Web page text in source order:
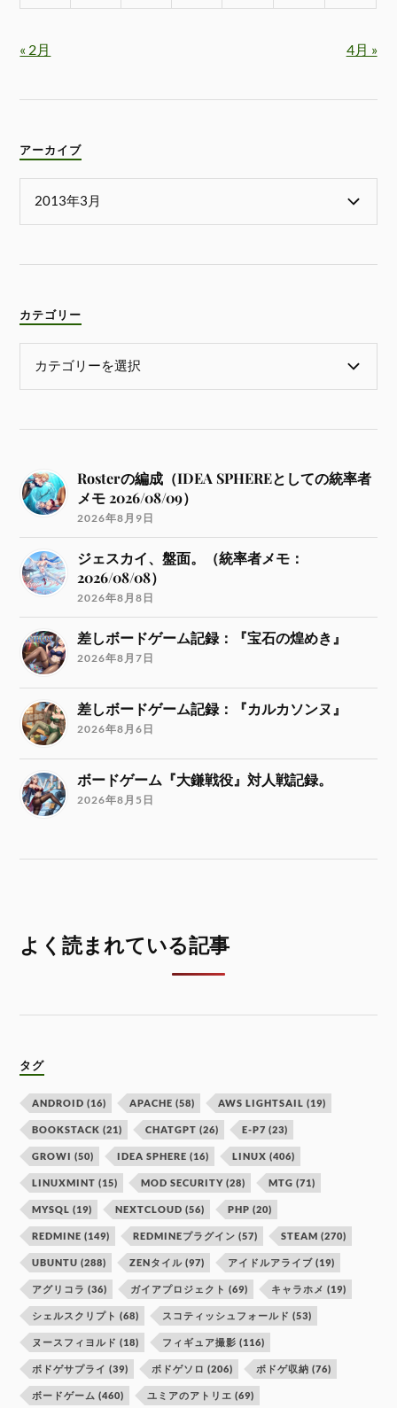
« 2月 4月 »
アーカイブ
カテゴリー
Rosterの編成（IDEA SPHEREとしての統率者
メモ 2026/08/09）
2026年8月9日
ジェスカイ、盤面。（統率者メモ：
2026/08/08）
2026年8月8日
差しボードゲーム記録：『宝石の煌めき』
2026年8月7日
差しボードゲーム記録：『カルカソンヌ』
2026年8月6日
ボードゲーム『大鎌戦役』対人戦記録。
2026年8月5日
よく読まれている記事
タグ
ANDROID (16) APACHE (58) AWS LIGHTSAIL (19)
BOOKSTACK (21) CHATGPT (26) E-P7 (23)
GROWI (50) IDEA SPHERE (16) LINUX (406)
LINUXMINT (15) MOD SECURITY (28) MTG (71)
MYSQL (19) NEXTCLOUD (56) PHP (20)
REDMINE (149) REDMINEプラグイン (57) STEAM (270)
UBUNTU (288) ZENタイル (97) アイドルアライブ (19)
アグリコラ (36) ガイアプロジェクト (69) キャラホメ (19)
シェルスクリプト (68) スコティッシュフォールド (53)
ヌースフィヨルド (18) フィギュア撮影 (116)
ボドゲサプライ (39) ボドゲソロ (206) ボドゲ収納 (76)
ボードゲーム (460) ユミアのアトリエ (69)